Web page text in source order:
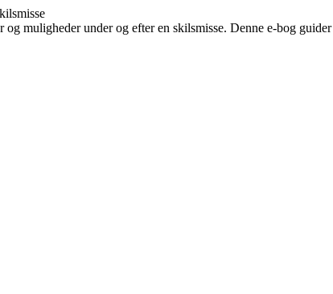
muligheder under og efter en skilsmisse. Denne e-bog